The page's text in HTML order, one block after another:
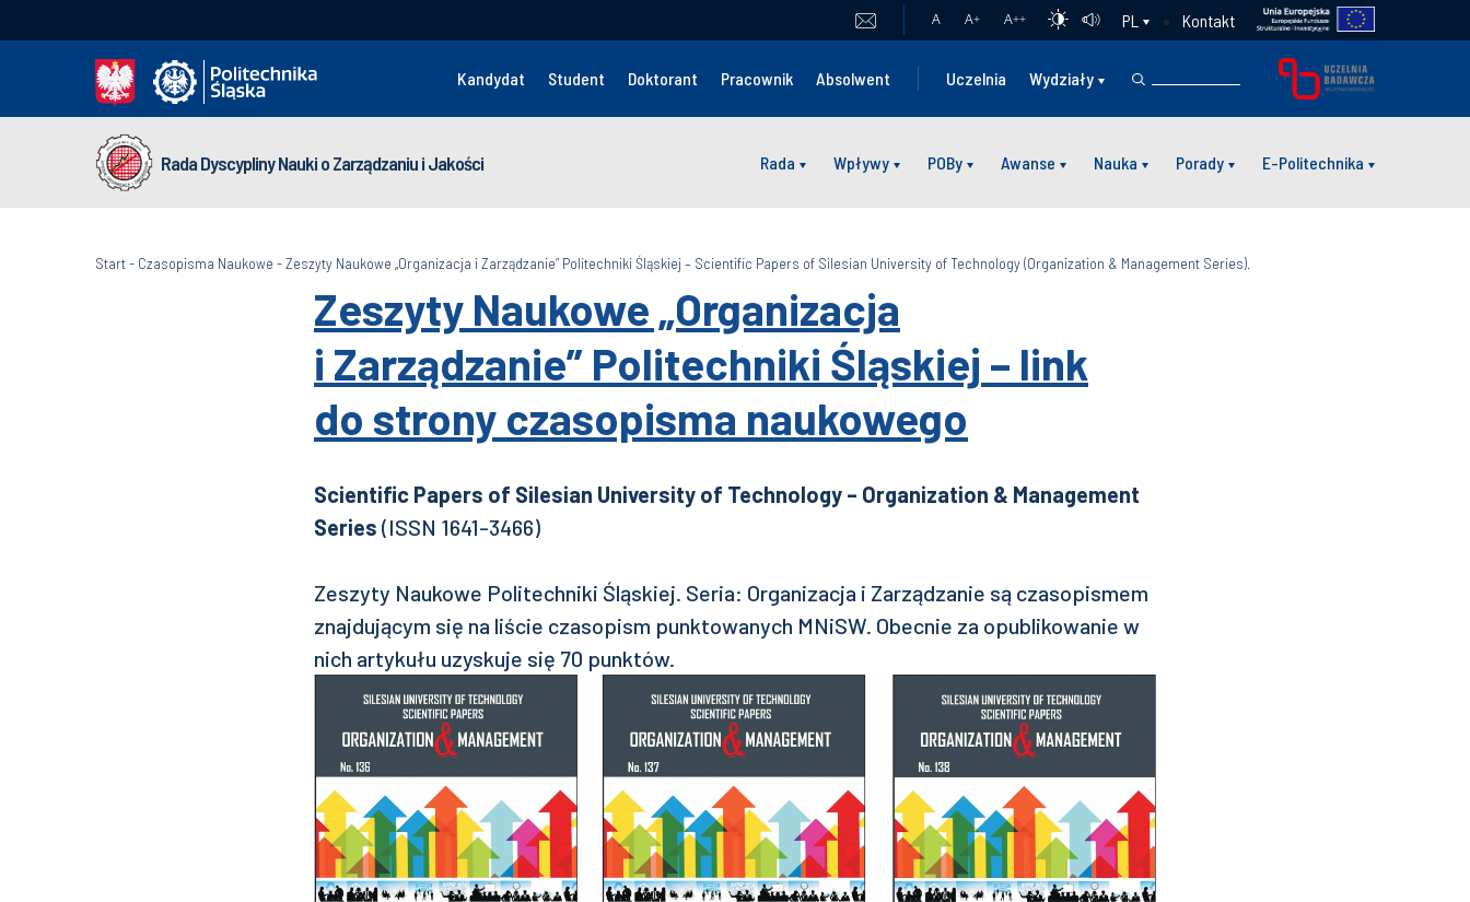
A A+ A++ PL Kontakt
Kandydat Student Doktorant Pracownik Absolwent Uczelnia Wydziały
Rada Dyscypliny Nauki o Zarządzaniu i Jakości Rada Wpływy POBy Awanse Nauka Porady E-Politechnika
Start- Czasopisma Naukowe -Zeszyty Naukowe „Organizacja i Zarządzanie” Politechniki Śląskiej – Scientific Papers of Silesian University of Technology (Organization & Management Series).
Zeszyty Naukowe „Organizacja
i Zarządzanie” Politechniki Śląskiej – link
do strony czasopisma naukowego
Scientific Papers of Silesian University of Technology – Organization & Management
Series (ISSN 1641-3466)
Zeszyty Naukowe Politechniki Śląskiej. Seria: Organizacja i Zarządzanie są czasopismem
znajdującym się na liście czasopism punktowanych MNiSW. Obecnie za opublikowanie w
nich artykułu uzyskuje się 70 punktów.